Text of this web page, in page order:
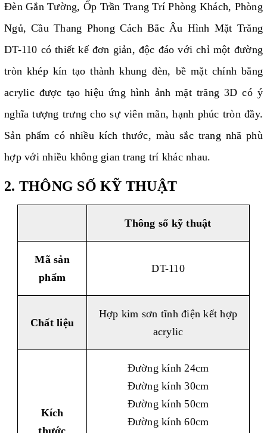
Đèn Gắn Tường, Ốp Trần Trang Trí Phòng Khách, Phòng
Ngủ, Cầu Thang Phong Cách Bắc Âu Hình Mặt Trăng
DT-110 có thiết kế đơn giản, độc đáo với chỉ một đường
tròn khép kín tạo thành khung đèn, bề mặt chính bằng
acrylic được tạo hiệu ứng hình ảnh mặt trăng 3D có ý
nghĩa tượng trưng cho sự viên mãn, hạnh phúc tròn đầy.
Sản phẩm có nhiều kích thước, màu sắc trang nhã phù
hợp với nhiều không gian trang trí khác nhau.
2. THÔNG SỐ KỸ THUẬT
Thông số kỹ thuật
Mã sản
phẩm
DT-110
Chất liệu
Hợp kim sơn tĩnh điện kết hợp
acrylic
Kích
thước
Đường kính 24cm
Đường kính 30cm
Đường kính 50cm
Đường kính 60cm